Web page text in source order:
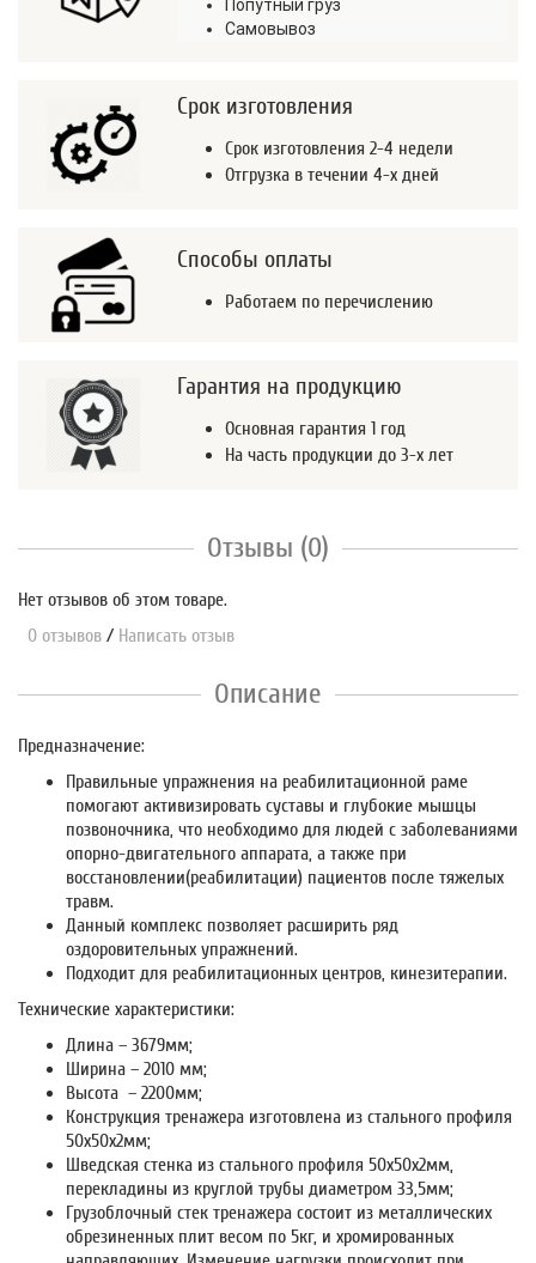
Попутный груз
Самовывоз
Срок изготовления
Срок изготовления 2-4 недели
Отгрузка в течении 4-х дней
Способы оплаты
Работаем по перечислению
Гарантия на продукцию
Основная гарантия 1 год
На часть продукции до 3-х лет
Отзывы (0)
Нет отзывов об этом товаре.
0 отзывов / Написать отзыв
Описание
Предназначение:
Правильные упражнения на реабилитационной раме
помогают активизировать суставы и глубокие мышцы
позвоночника, что необходимо для людей с заболеваниями
опорно-двигательного аппарата, а также при
восстановлении(реабилитации) пациентов после тяжелых
травм.
Данный комплекс позволяет расширить ряд
оздоровительных упражнений.
Подходит для реабилитационных центров, кинезитерапии.
Технические характеристики:
Длина – 3679мм;
Ширина – 2010 мм;
Высота – 2200мм;
Конструкция тренажера изготовлена из стального профиля
50х50х2мм;
Шведская стенка из стального профиля 50х50х2мм,
перекладины из круглой трубы диаметром 33,5мм;
Грузоблочный стек тренажера состоит из металлических
обрезиненных плит весом по 5кг, и хромированных